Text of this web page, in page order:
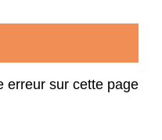
erreur sur cette page